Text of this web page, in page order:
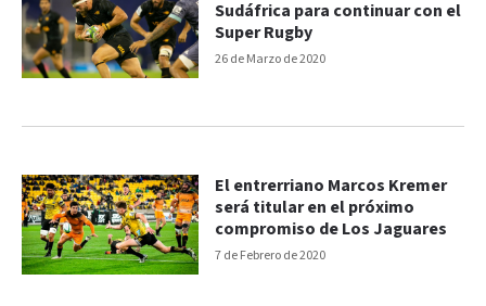
26 de Marzo de 2020
Sudáfrica para continuar con el
Super Rugby
7 de Febrero de 2020
El entrerriano Marcos Kremer
será titular en el próximo
compromiso de Los Jaguares